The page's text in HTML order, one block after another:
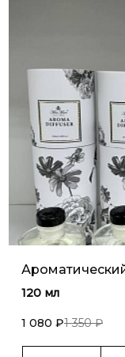
120 мл
1 080 ₽1 350 ₽